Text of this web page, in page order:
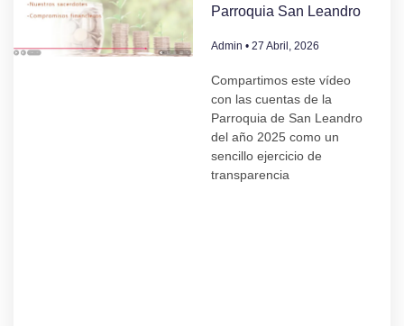
Parroquia San Leandro
Admin 27 Abril, 2026
Compartimos este vídeo
con las cuentas de la
Parroquia de San Leandro
del año 2025 como un
sencillo ejercicio de
transparencia